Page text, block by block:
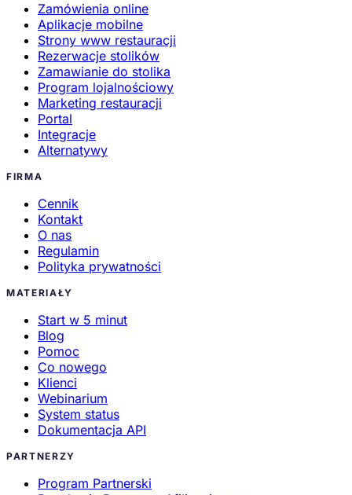
Zamówienia online
Aplikacje mobilne
Strony www restauracji
Rezerwacje stolików
Zamawianie do stolika
Program lojalnościowy
Marketing restauracji
Portal
Integracje
Alternatywy
FIRMA
Cennik
Kontakt
O nas
Regulamin
Polityka prywatności
MATERIAŁY
Start w 5 minut
Blog
Pomoc
Co nowego
Klienci
Webinarium
System status
Dokumentacja API
PARTNERZY
Program Partnerski